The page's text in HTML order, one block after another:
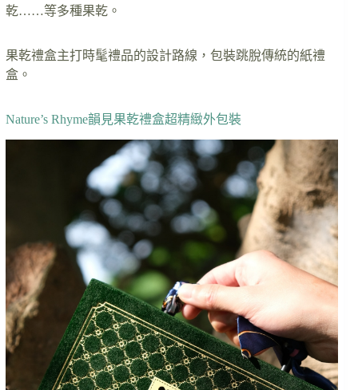
乾……等多種果乾。
果乾禮盒主打時髦禮品的設計路線，包裝跳脫傳統的紙禮
盒。
Nature’s Rhyme韻見果乾禮盒超精緻外包裝